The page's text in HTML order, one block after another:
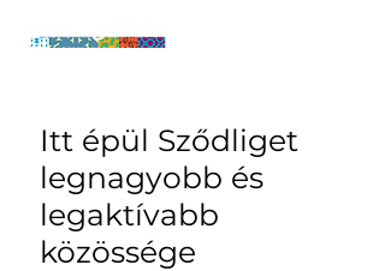
Itt épül Sződliget
legnagyobb és
legaktívabb
közössége